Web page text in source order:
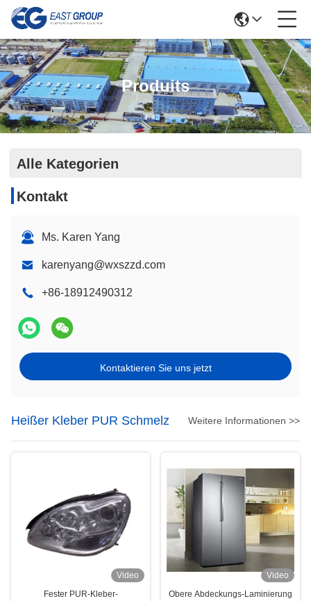
Produits
Alle Kategorien
Kontakt
Ms. Karen Yang
karenyang@wxszzd.com
+86-18912490312
Kontaktieren Sie uns jetzt
Heißer Kleber PUR Schmelz Weitere Informationen >>
Video
Fester PUR-Kleber-
Video
Obere Abdeckungs-Laminierung